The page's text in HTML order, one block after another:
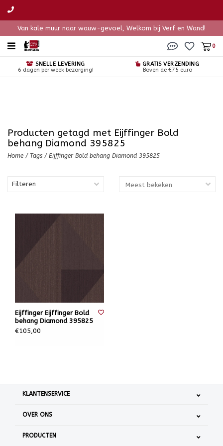
Van kale muur naar wauw-gevoel, Welkom bij Verf en Wand!
0
SNELLE LEVERING
6 dagen per week bezorging!
GRATIS VERZENDING
Boven de €75 euro
Producten getagd met Eijffinger Bold
behang Diamond 395825
Home / Tags / Eijffinger Bold behang Diamond 395825
Filteren
Eijffinger Eijffinger Bold
behang Diamond 395825
€105,00
KLANTENSERVICE
OVER ONS
PRODUCTEN